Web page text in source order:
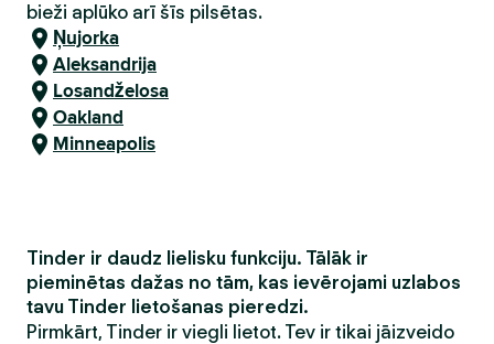
bieži aplūko arī šīs pilsētas.
Ņujorka
Aleksandrija
Losandželosa
Oakland
Minneapolis
Tinder ir daudz lielisku funkciju. Tālāk ir
pieminētas dažas no tām, kas ievērojami uzlabos
tavu Tinder lietošanas pieredzi.
Pirmkārt, Tinder ir viegli lietot. Tev ir tikai jāizveido